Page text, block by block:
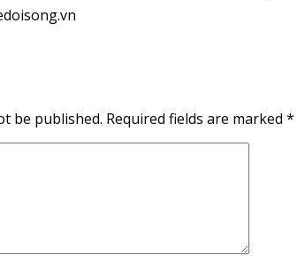
be published. Required fields are marked *